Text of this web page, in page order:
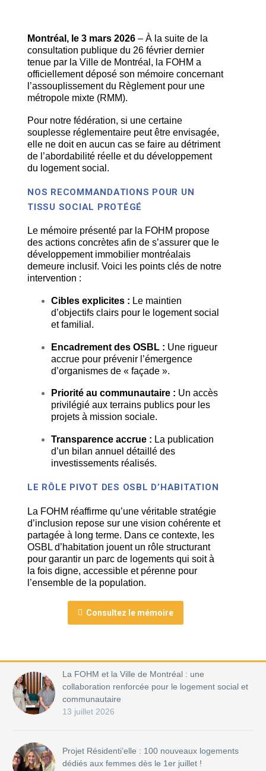
Montréal, le 3 mars 2026 – À la suite de la
consultation publique du 26 février dernier
tenue par la Ville de Montréal, la FOHM a
officiellement déposé son mémoire concernant
l’assouplissement du Règlement pour une
métropole mixte (RMM).
Pour notre fédération, si une certaine
souplesse réglementaire peut être envisagée,
elle ne doit en aucun cas se faire au détriment
de l’abordabilité réelle et du développement
du logement social.
NOS RECOMMANDATIONS POUR UN
TISSU SOCIAL PROTÉGÉ
Le mémoire présenté par la FOHM propose
des actions concrètes afin de s’assurer que le
développement immobilier montréalais
demeure inclusif. Voici les points clés de notre
intervention :
Cibles explicites : Le maintien
d’objectifs clairs pour le logement social
et familial.
Encadrement des OSBL : Une rigueur
accrue pour prévenir l’émergence
d’organismes de « façade ».
Priorité au communautaire : Un accès
privilégié aux terrains publics pour les
projets à mission sociale.
Transparence accrue : La publication
d’un bilan annuel détaillé des
investissements réalisés.
LE RÔLE PIVOT DES OSBL D’HABITATION
La FOHM réaffirme qu’une véritable stratégie
d’inclusion repose sur une vision cohérente et
partagée à long terme. Dans ce contexte, les
OSBL d’habitation jouent un rôle structurant
pour garantir un parc de logements qui soit à
la fois digne, accessible et pérenne pour
l’ensemble de la population.
Consultez le mémoire
La FOHM et la Ville de Montréal : une
collaboration renforcée pour le logement social et
communautaire
13 juillet 2026
Projet Résidenti’elle : 100 nouveaux logements
dédiés aux femmes dès le 1er juillet !